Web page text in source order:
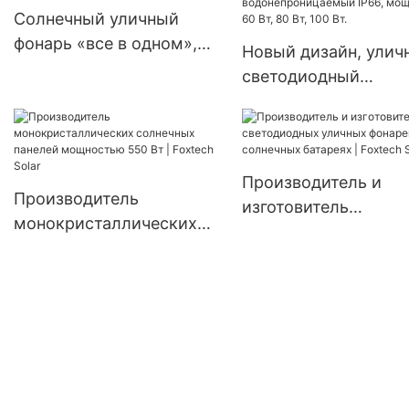
Эквадора, Бразилии и
Колумбии, автономная
волной, 4 кВт, 6
солнечные
Солнечный уличный
фонарь «все в одном»,
водонепроницаемая
лампа
Новый дизайн,
светодиодный
солнечных
алюминиевый,
водонепроницаемый
IP66, мощностью 60
Производитель
монокристаллических
Производитель и
изготовитель